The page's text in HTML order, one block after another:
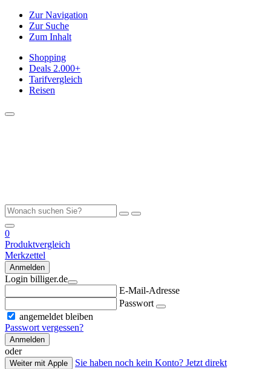
Zur Navigation
Zur Suche
Zum Inhalt
Shopping
Deals 2.000+
Tarifvergleich
Reisen
0
Produktvergleich
Merkzettel
Anmelden
Login billiger.de
E-Mail-Adresse
Passwort
angemeldet bleiben
Passwort vergessen?
Anmelden
oder
Weiter mit Apple
Sie haben noch kein Konto? Jetzt direkt